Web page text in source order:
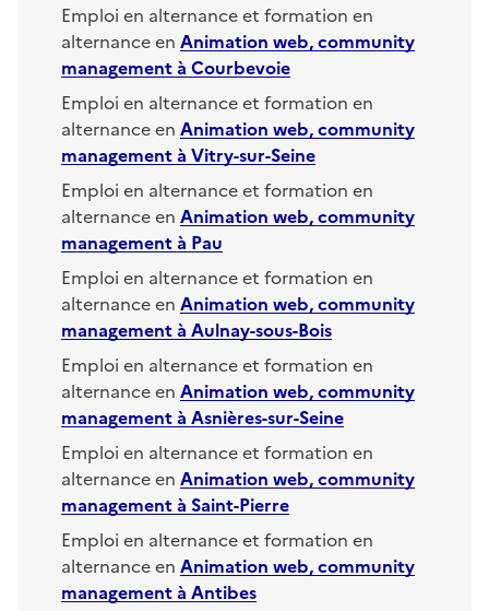
Emploi en alternance et formation en
alternance en Animation web, community
managementà Courbevoie
Emploi en alternance et formation en
alternance en Animation web, community
managementà Vitry-sur-Seine
Emploi en alternance et formation en
alternance en Animation web, community
managementà Pau
Emploi en alternance et formation en
alternance en Animation web, community
managementà Aulnay-sous-Bois
Emploi en alternance et formation en
alternance en Animation web, community
managementà Asnières-sur-Seine
Emploi en alternance et formation en
alternance en Animation web, community
managementà Saint-Pierre
Emploi en alternance et formation en
alternance en Animation web, community
managementà Antibes